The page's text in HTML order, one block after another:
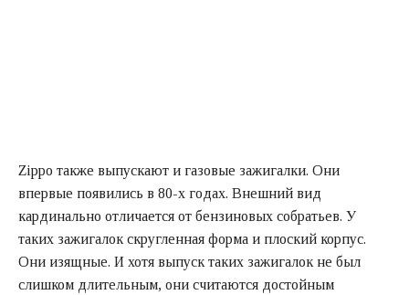
Zippo также выпускают и газовые зажигалки. Они
впервые появились в 80-х годах. Внешний вид
кардинально отличается от бензиновых собратьев. У
таких зажигалок скругленная форма и плоский корпус.
Они изящные. И хотя выпуск таких зажигалок не был
слишком длительным, они считаются достойным